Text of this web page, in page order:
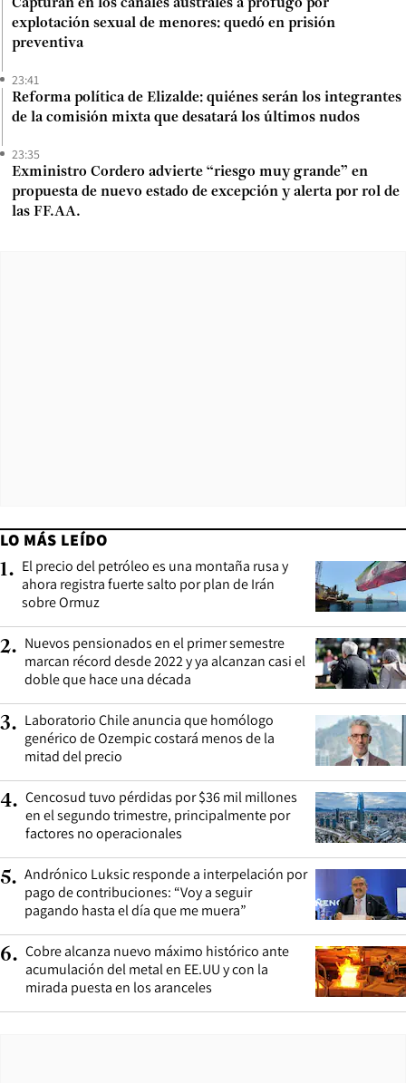
Capturan en los canales australes a prófugo por
explotación sexual de menores: quedó en prisión
preventiva
23:41
Reforma política de Elizalde: quiénes serán los integrantes
de la comisión mixta que desatará los últimos nudos
23:35
Exministro Cordero advierte “riesgo muy grande” en
propuesta de nuevo estado de excepción y alerta por rol de
las FF.AA.
LO MÁS LEÍDO
1. El precio del petróleo es una montaña rusa y
ahora registra fuerte salto por plan de Irán
sobre Ormuz
2. Nuevos pensionados en el primer semestre
marcan récord desde 2022 y ya alcanzan casi el
doble que hace una década
3. Laboratorio Chile anuncia que homólogo
genérico de Ozempic costará menos de la
mitad del precio
4. Cencosud tuvo pérdidas por $36 mil millones
en el segundo trimestre, principalmente por
factores no operacionales
5. Andrónico Luksic responde a interpelación por
pago de contribuciones: “Voy a seguir
pagando hasta el día que me muera”
6. Cobre alcanza nuevo máximo histórico ante
acumulación del metal en EE.UU y con la
mirada puesta en los aranceles